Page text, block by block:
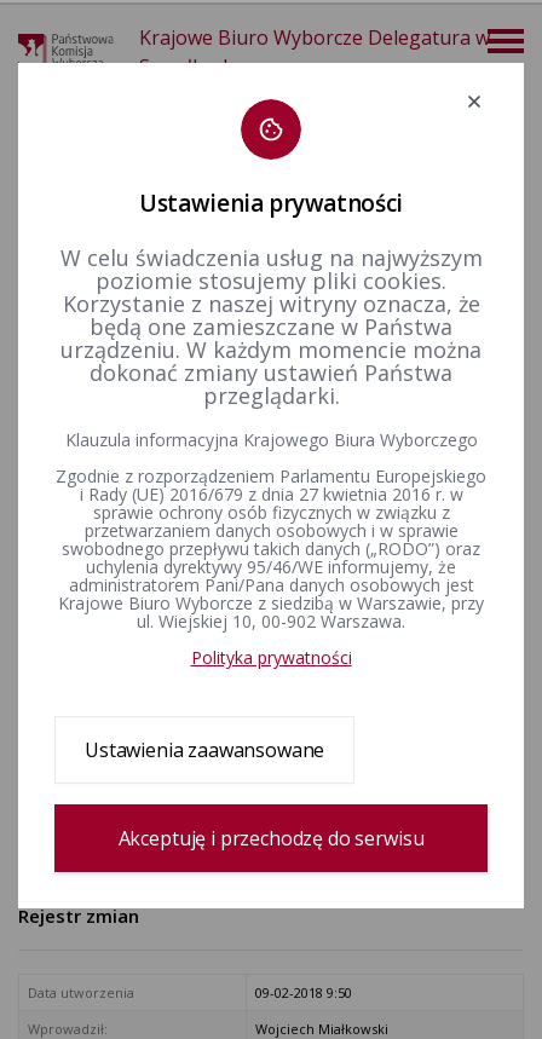
Krajowe Biuro Wyborcze Delegatura w
Suwałkach
Sprawozdania finansowe Wybory samorządowe 2014 Komunikat Komisarza Wyborczego w Suwałkach z dnia 18 listopada 2014 r. o miejscu, czasie i terminie składania sprawozdań finansowych komitetów wyborczych
Komunikat Komisarza
Wyborczego w Suwałkach z
dnia 18 listopada 2014 r. o
miejscu, czasie i terminie
składania sprawozdań
finansowych komitetów
wyborczych
Komunikat Komisarza Wyborczego w Suwałkach z dnia 18
oraz w wyborach wójta (burmistrza, prezydenta miasta),
Rejestr zmian
Data utworzenia
09-02-2018 9:50
Wprowadził:
Wojciech Miałkowski
Ustawienia prywatności
W celu świadczenia usług na najwyższym
poziomie stosujemy pliki cookies.
Korzystanie z naszej witryny oznacza, że
będą one zamieszczane w Państwa
urządzeniu. W każdym momencie można
dokonać zmiany ustawień Państwa
przeglądarki.
Klauzula informacyjna Krajowego Biura Wyborczego
Zgodnie z rozporządzeniem Parlamentu Europejskiego
i Rady (UE) 2016/679 z dnia 27 kwietnia 2016 r. w
sprawie ochrony osób fizycznych w związku z
przetwarzaniem danych osobowych i w sprawie
swobodnego przepływu takich danych („RODO”) oraz
uchylenia dyrektywy 95/46/WE informujemy, że
administratorem Pani/Pana danych osobowych jest
Krajowe Biuro Wyborcze z siedzibą w Warszawie, przy
ul. Wiejskiej 10, 00-902 Warszawa.
Polityka prywatności
Ustawienia zaawansowane
Akceptuję i przechodzę do serwisu